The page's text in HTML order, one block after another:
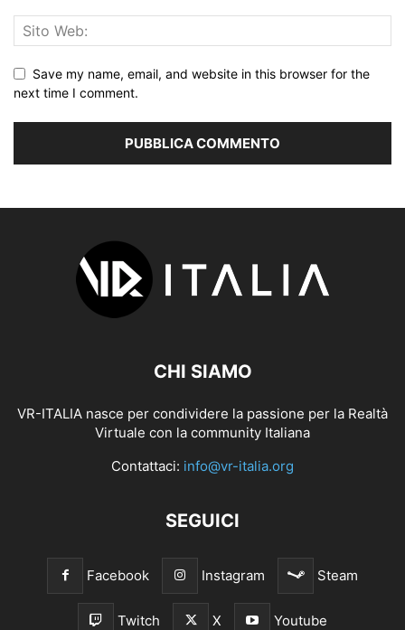
Save my name, email, and website in this browser for the
next time I comment.
CHI SIAMO
VR-ITALIA nasce per condividere la passione per la Realtà
Virtuale con la community Italiana
Contattaci: info@vr-italia.org
SEGUICI
Facebook Instagram Steam
Twitch X Youtube